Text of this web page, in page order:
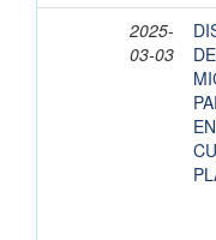
2025-
03-03